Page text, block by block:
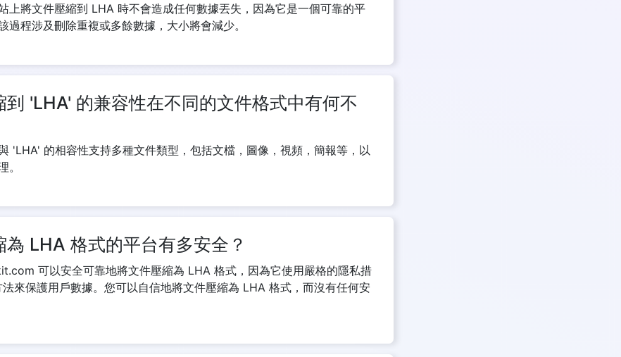
上將文件壓縮到 LHA 時不會造成任何數據丟失，因為它是一個可靠的平
過程涉及刪除重複或多餘數據，大小將會減少。
到 'LHA' 的兼容性在不同的文件格式中有何不
'LHA' 的相容性支持多種文件類型，包括文檔，圖像，視頻，簡報等，以
。
為 LHA 格式的平台有多安全？
可以安全可靠地將文件壓縮為 LHA 格式，因為它使用嚴格的隱私措
來保護用戶數據。您可以自信地將文件壓縮為 LHA 格式，而沒有任何安